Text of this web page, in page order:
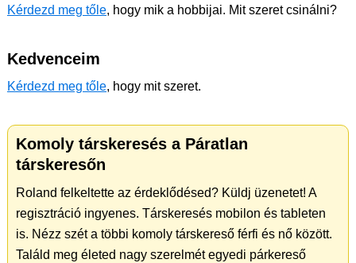
Kérdezd meg tőle, hogy mik a hobbijai. Mit szeret csinálni?
Kedvenceim
Kérdezd meg tőle, hogy mit szeret.
Komoly társkeresés a Páratlan
társkeresőn
Roland felkeltette az érdeklődésed? Küldj üzenetet! A
regisztráció ingyenes. Társkeresés mobilon és tableten
is. Nézz szét a többi komoly társkereső férfi és nő között.
Találd meg életed nagy szerelmét egyedi párkereső